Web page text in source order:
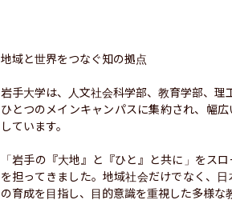
地域と世界をつなぐ知の拠点
岩手大学は、人文社会科学部、教育学部、
ひとつのメインキャンパスに集約され、幅
しています。
「岩手の『大地』と『ひと』と共に」をス
を担ってきました。地域社会だけでなく、
の育成を目指し、目的意識を重視した多様な